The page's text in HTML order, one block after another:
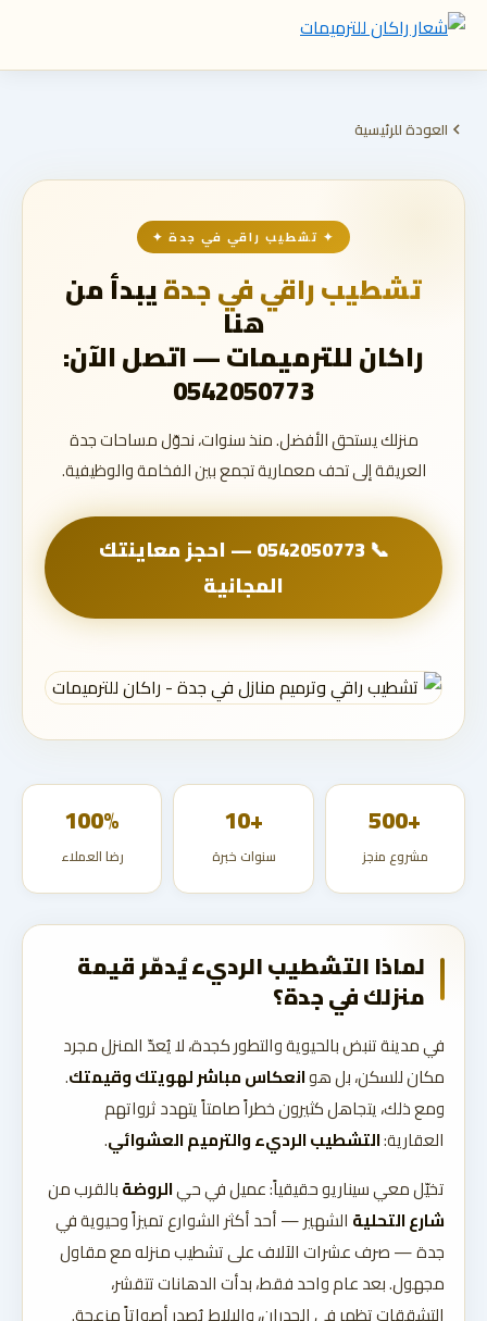
العودة للرئيسية
✦ تشطيب راقي في جدة ✦
تشطيب راقي في جدةيبدأ من
هنا
راكان للترميمات — اتصل الآن:
0542050773
منزلك يستحق الأفضل. منذ سنوات، نحوّل مساحات جدة
العريقة إلى تحف معمارية تجمع بين الفخامة والوظيفية.
📞 0542050773 — احجز معاينتك
المجانية
+500
مشروع منجز
+10
سنوات خبرة
100%
رضا العملاء
لماذا التشطيب الرديء يُدمّر قيمة
منزلك في جدة؟
في مدينة تنبض بالحيوية والتطور كجدة، لا يُعدّ المنزل مجرد
مكان للسكن، بل هوانعكاس مباشر لهويتك وقيمتك.
ومع ذلك، يتجاهل كثيرون خطراً صامتاً يتهدد ثرواتهم
العقارية:التشطيب الرديء والترميم العشوائي.
تخيّل معي سيناريو حقيقياً: عميل في حيالروضةبالقرب من
شارع التحلية الشهير — أحد أكثر الشوارع تميزاً وحيوية في
جدة — صرف عشرات الآلاف على تشطيب منزله مع مقاول
مجهول. بعد عام واحد فقط، بدأت الدهانات تتقشر،